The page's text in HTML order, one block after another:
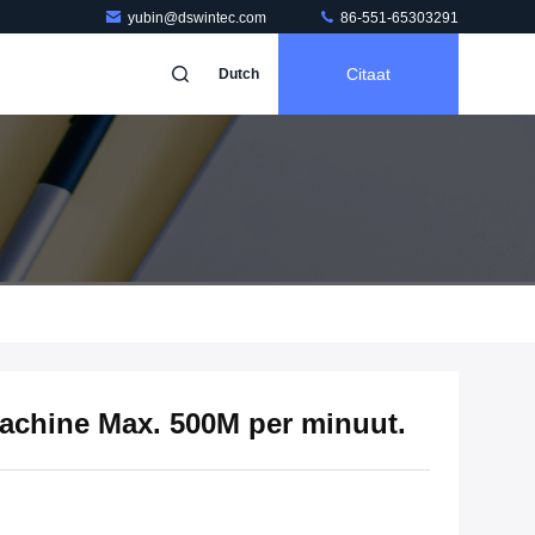
yubin@dswintec.com 86-551-65303291
Dutch Citaat
Max. 500M per minuut.